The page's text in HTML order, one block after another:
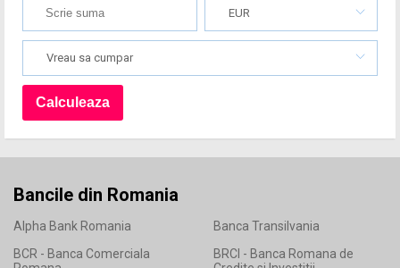
EUR
Vreau sa cumpar
Bancile din Romania
Alpha Bank Romania
Banca Transilvania
BCR - Banca Comerciala
BRCI - Banca Romana de